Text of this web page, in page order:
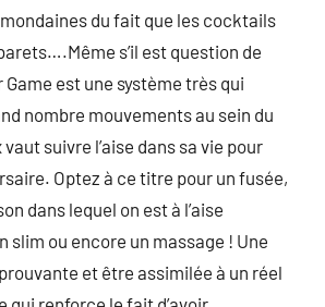
du fait que les cocktails
s’il est question de
Game est une système très qui
nombre mouvements au sein du
suivre l’aise dans sa vie pour
Optez à ce titre pour un fusée,
dans lequel on est à l’aise
slim ou encore un massage ! Une
et être assimilée à un réel